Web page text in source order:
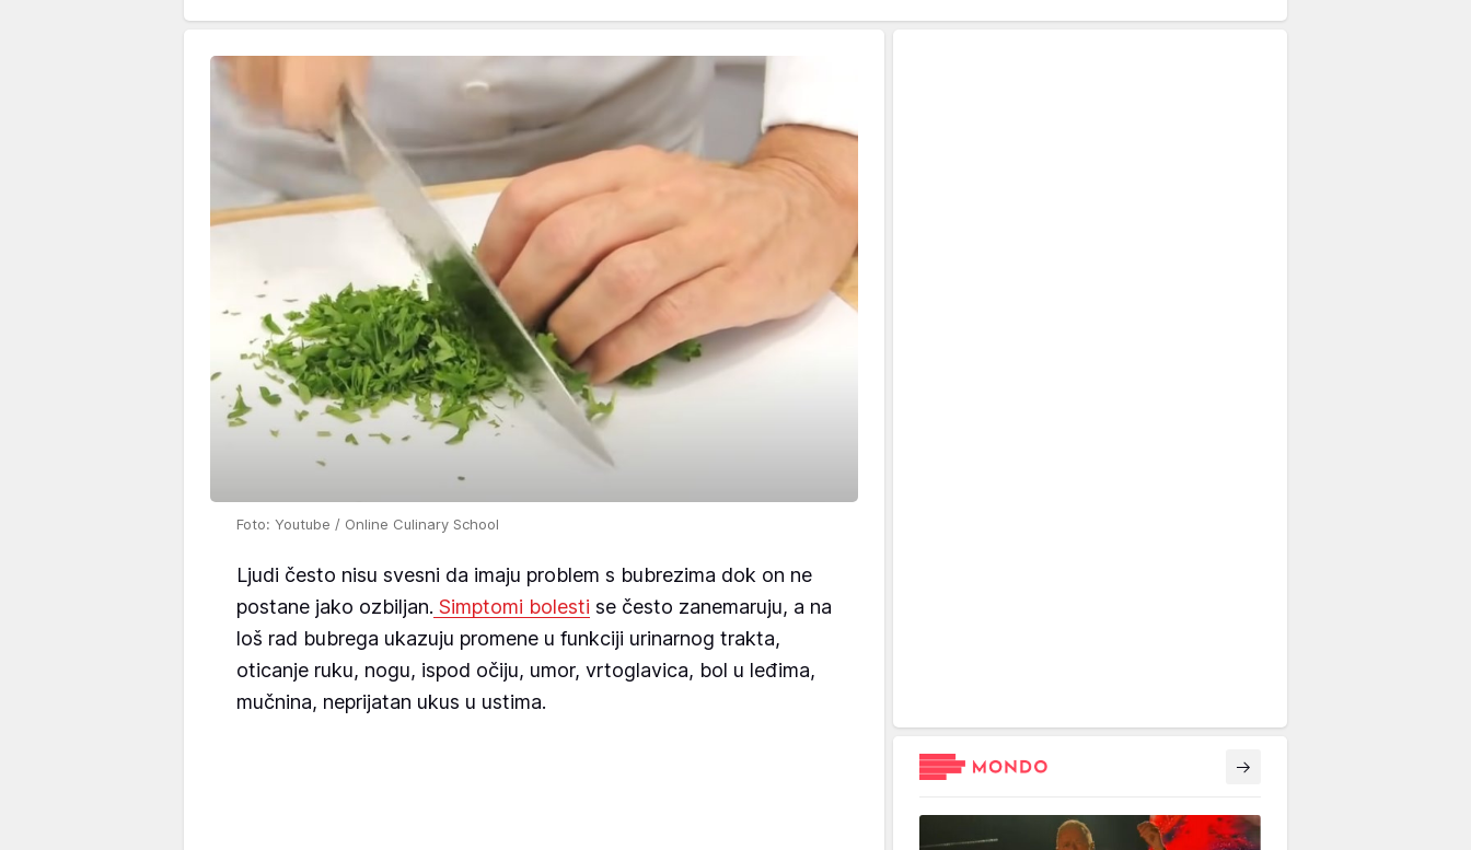
Foto: Youtube / Online Culinary School
Ljudi često nisu svesni da imaju problem s bubrezima dok on ne
postane jako ozbiljan. Simptomi bolesti se često zanemaruju, a na
loš rad bubrega ukazuju promene u funkciji urinarnog trakta,
oticanje ruku, nogu, ispod očiju, umor, vrtoglavica, bol u leđima,
mučnina, neprijatan ukus u ustima.